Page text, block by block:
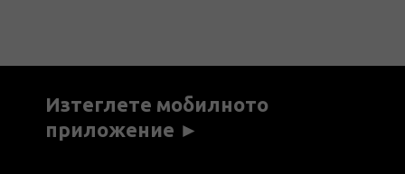
Изтеглете мобилното
приложение ►